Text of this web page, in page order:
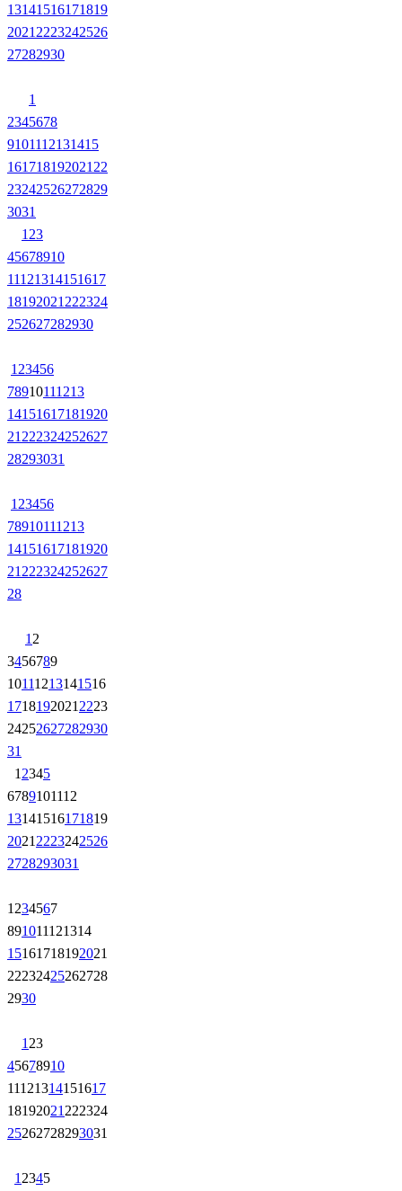
13141516171819
2021 2223242526
27282930
1
2345678
9101112131415
161718192021 22
23242526272829
3031
1 23
45678910
11121314151617
18192021 222324
252627282930
1 23456
78910111213
14151617181920
21 222324252627
28293031
1 23456
78910111213
14151617181920
21 222324252627
28
1 2
3456789
10111213141516
1718192021 2223
24252627282930
31
1 2345
6789101112
13141516171819
2021 2223242526
2728293031
1 234567
891011121314
15161718192021
22232425262728
2930
1 23
45678910
11121314151617
18192021 222324
25262728293031
1 2345